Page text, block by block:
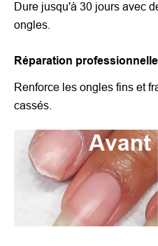
Dure jusqu'à 30 jours avec
ongles.
Réparation
Renforce les ongles fins et
cassés.